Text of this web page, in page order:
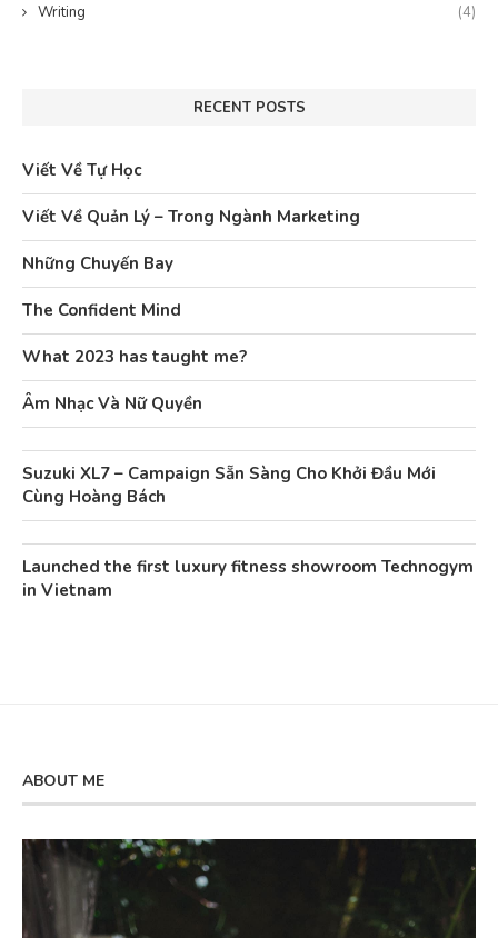
Writing (4)
RECENT POSTS
Viết Về Tự Học
Viết Về Quản Lý – Trong Ngành Marketing
Những Chuyến Bay
The Confident Mind
What 2023 has taught me?
Âm Nhạc Và Nữ Quyền
Suzuki XL7 – Campaign Sẵn Sàng Cho Khởi Đầu Mới
Cùng Hoàng Bách
Launched the first luxury fitness showroom Technogym
in Vietnam
ABOUT ME